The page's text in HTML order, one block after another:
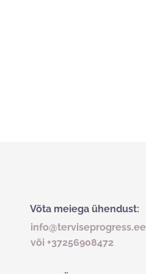
Võta meiega ühendust:
info@terviseprogress.ee
või +37256908472